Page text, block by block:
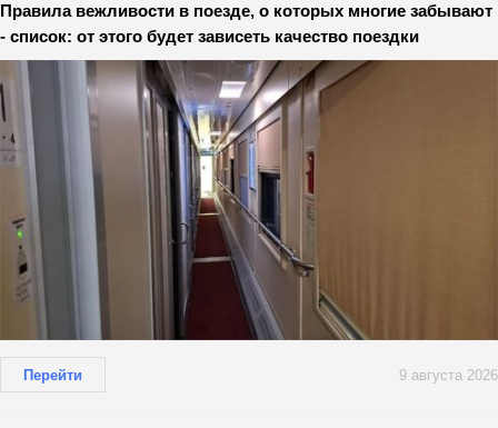
Правила вежливости в поезде, о которых многие забывают
- список: от этого будет зависеть качество поездки
Перейти 9 августа 2026